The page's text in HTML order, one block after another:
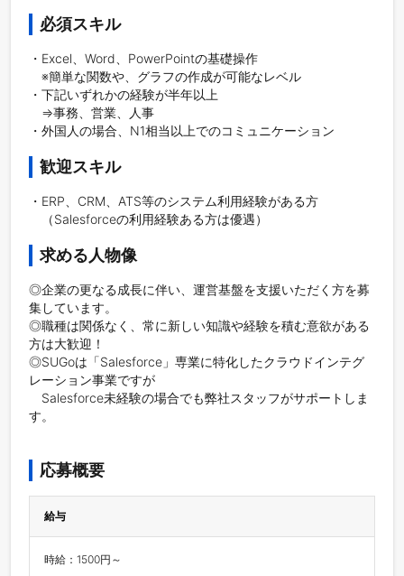
必須スキル
・Excel、Word、PowerPointの基礎操作
※簡単な関数や、グラフの作成が可能なレベル
・下記いずれかの経験が半年以上
⇒事務、営業、人事
・外国人の場合、N1相当以上でのコミュニケーション
歓迎スキル
・ERP、CRM、ATS等のシステム利用経験がある方
求める人物像
◎企業の更なる成長に伴い、運営基盤を支援いただく方を募
集しています。
◎職種は関係なく、常に新しい知識や経験を積む意欲がある
方は大歓迎！
◎SUGoは「Salesforce」専業に特化したクラウドインテグ
レーション事業ですが
Salesforce未経験の場合でも弊社スタッフがサポートしま
す。
応募概要
給与
時給：1500円～